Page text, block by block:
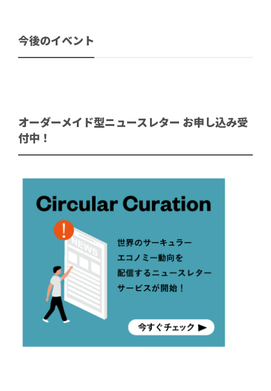
今後のイベント
オーダーメイド型ニュースレター お申し込み受
付中！